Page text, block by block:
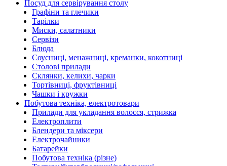
Посуд для сервірування столу
Графіни та глечики
Тарілки
Миски, салатники
Сервізи
Блюда
Соусниці, менажниці, креманки, кокотниці
Столові прилади
Склянки, келихи, чарки
Тортівниці, фруктівниці
Чашки і кружки
Побутова техніка, електротовари
Прилади для укладання волосся, стрижка
Електроплити
Блендери та міксери
Електрочайники
Батарейки
Побутова техніка (різне)